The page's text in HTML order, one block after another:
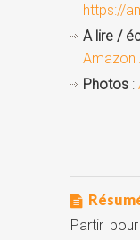
https://
A lire /
Amazon
Photos :
Partir